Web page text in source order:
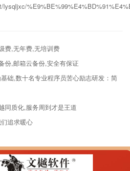
lysqljxc/
费,无年费,无培训费
份,邮箱云备份,安全有保证
础,数十名专业程序员苦心励志研发：简
同质化,服务周到才是王道
追求暖心